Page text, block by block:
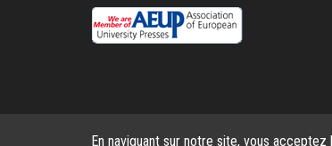
En naviguant sur notre site, vous